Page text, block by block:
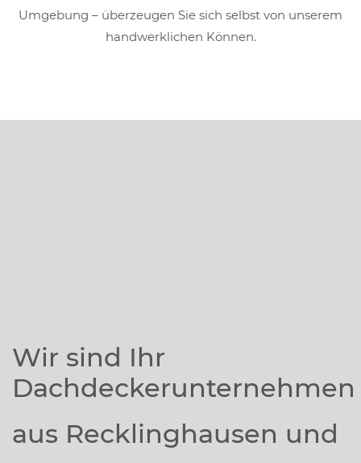
Umgebung – überzeugen Sie sich selbst von unserem
handwerklichen Können.
Wir sind Ihr
Dachdeckerunternehmen
aus Recklinghausen und